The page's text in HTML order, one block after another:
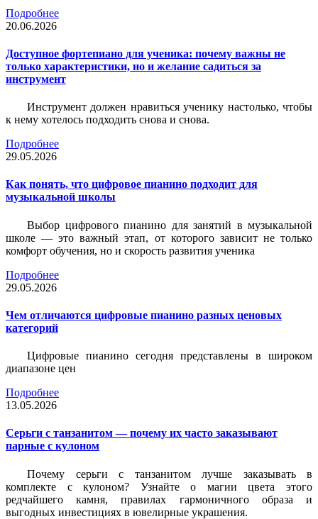
Подробнее
20.06.2026
Доступное фортепиано для ученика: почему важны не
только характеристики, но и желание садиться за
инструмент
Инструмент должен нравиться ученику настолько, чтобы
к нему хотелось подходить снова и снова.
Подробнее
29.05.2026
Как понять, что цифровое пианино подходит для
музыкальной школы
Выбор цифрового пианино для занятий в музыкальной
школе — это важный этап, от которого зависит не только
комфорт обучения, но и скорость развития ученика
Подробнее
29.05.2026
Чем отличаются цифровые пианино разных ценовых
категорий
Цифровые пианино сегодня представлены в широком
диапазоне цен
Подробнее
13.05.2026
Серьги с танзанитом — почему их часто заказывают
парные с кулоном
Почему серьги с танзанитом лучше заказывать в
комплекте с кулоном? Узнайте о магии цвета этого
редчайшего камня, правилах гармоничного образа и
выгодных инвестициях в ювелирные украшения.